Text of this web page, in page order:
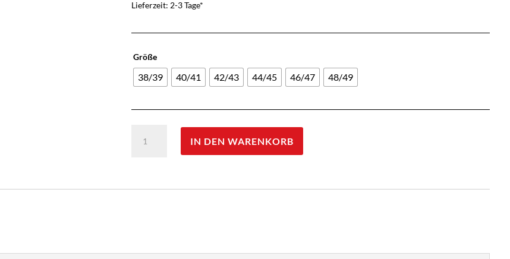
Lieferzeit: 2-3 Tage*
Größe
38/39 40/41 42/43 44/45 46/47 48/49
Bundeswehr-
IN DEN WARENKORB